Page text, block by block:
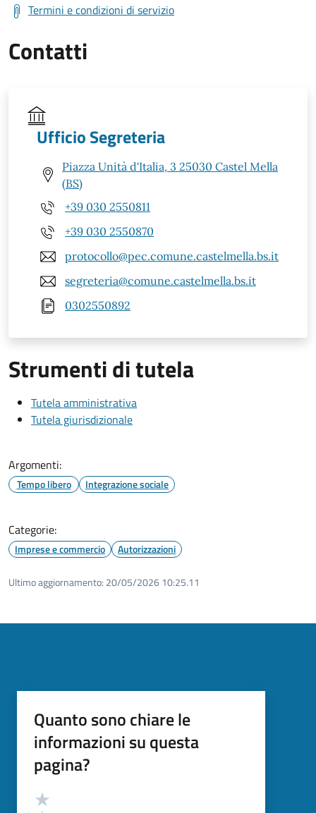
Termini e condizioni di servizio
Contatti
Ufficio Segreteria
Piazza Unità d'Italia, 3 25030 Castel Mella
(BS)
+39 030 2550811
+39 030 2550870
protocollo@pec.comune.castelmella.bs.it
segreteria@comune.castelmella.bs.it
0302550892
Strumenti di tutela
Tutela amministrativa
Tutela giurisdizionale
Argomenti:
Tempo libero Integrazione sociale
Categorie:
Imprese e commercio Autorizzazioni
Ultimo aggiornamento: 20/05/2026 10:25.11
Quanto sono chiare le
informazioni su questa
pagina?
Valutazione